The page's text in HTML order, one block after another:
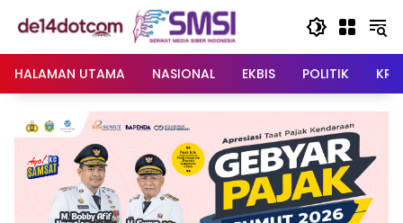
HALAMAN UTAMA
NASIONAL EKBIS POLITIK